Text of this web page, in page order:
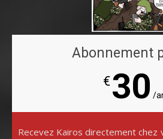
Abonnement
€30 /
Recevez Kairos directement chez